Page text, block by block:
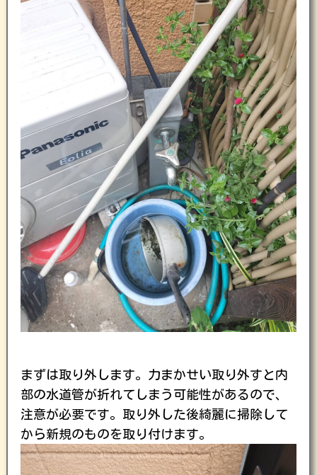
まずは取り外します。力まかせい取り外すと内
部の水道管が折れてしまう可能性があるので、
注意が必要です。取り外した後綺麗に掃除して
から新規のものを取り付けます。